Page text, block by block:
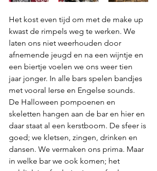
Het kost even tijd om met de make up
kwast de rimpels weg te werken. We
laten ons niet weerhouden door
afnemende jeugd en na een wijntje en
een biertje voelen we ons weer tien
jaar jonger. In alle bars spelen bandjes
met vooral Ierse en Engelse sounds.
De Halloween pompoenen en
skeletten hangen aan de bar en hier en
daar staat al een kerstboom. De sfeer is
goed; we kletsen, zingen, drinken en
dansen. We vermaken ons prima. Maar
in welke bar we ook komen; het